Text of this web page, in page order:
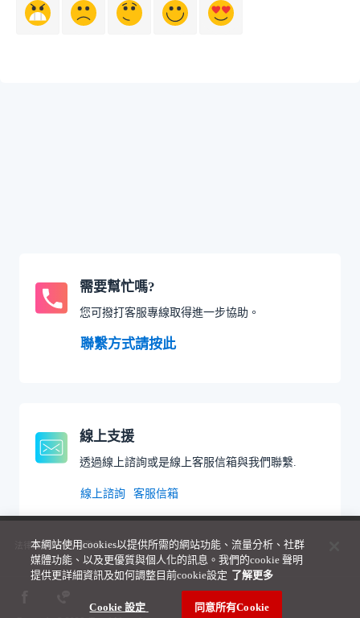
需要幫忙嗎?
您可撥打客服專線取得進一步協助。
聯繫方式請按此
線上支援
透過線上諮詢或是線上客服信箱與我們聯繫.
線上諮詢 客服信箱
法律聲明與隱私權政策
本網站使用cookies以提供所需的網站功能、流量分析、社群
媒體功能、以及更優質與個人化的訊息。我們的cookie 聲明
提供更詳細資訊及如何調整目前cookie設定 了解更多 ­
同意所有Cookie